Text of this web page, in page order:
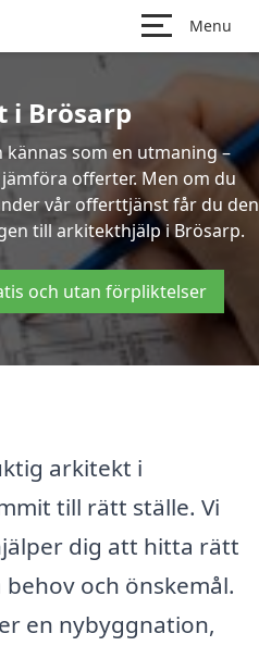
Menu
i Brösarp
som en utmaning –
offerter. Men om du
vår offerttjänst får du den
till arkitekthjälp i Brösarp.
och utan förpliktelser
arkitekt i
till rätt ställe. Vi
dig att hitta rätt
och önskemål.
en nybyggnation,